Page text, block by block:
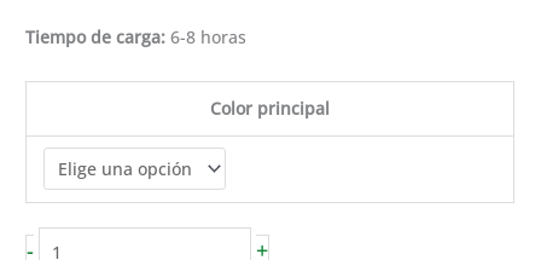
Tiempo de carga: 6-8 horas
Color principal
- +